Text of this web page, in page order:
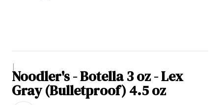
|
Noodler's - Botella 3 oz - Lex
Gray (Bulletproof) 4.5 oz